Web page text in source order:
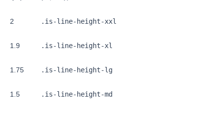
2 .is-line-height-xxl
1.9 .is-line-height-xl
1.75 .is-line-height-lg
1.5 .is-line-height-md